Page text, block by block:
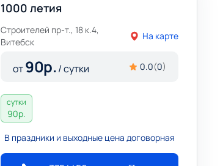
1000 летия
Строителей пр-т., 18 к.4,
Витебск
На карте
от90р./ сутки 0.0(0)
сутки
90р.
В праздники и выходные цена договорная